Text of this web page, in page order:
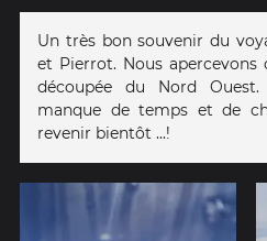
Un très bon souvenir du
et Pierrot. Nous apercevons
découpée du Nord
manque de temps et de
revenir bientôt ...!